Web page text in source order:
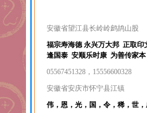
安徽省望江县长岭岭鹧鸪山股
福宗寿海德 永兴万大邦 正取
逢国泰 安顺乐时康 为善传家本
05567451328，15556600328
安徽省安庆市怀宁县江镇
伟，恩，光，国，令，稀，世